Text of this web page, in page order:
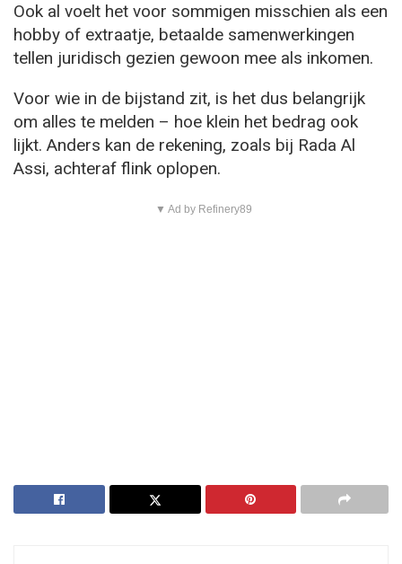
Ook al voelt het voor sommigen misschien als een
hobby of extraatje, betaalde samenwerkingen
tellen juridisch gezien gewoon mee als inkomen.
Voor wie in de bijstand zit, is het dus belangrijk
om alles te melden – hoe klein het bedrag ook
lijkt. Anders kan de rekening, zoals bij Rada Al
Assi, achteraf flink oplopen.
▼ Ad by Refinery89